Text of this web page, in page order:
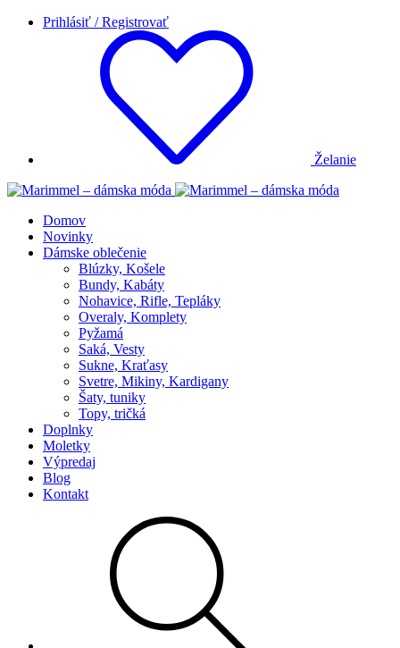
Prihlásiť / Registrovať
Želanie
Domov
Novinky
Dámske oblečenie
Blúzky, Košele
Bundy, Kabáty
Nohavice, Rifle, Tepláky
Overaly, Komplety
Pyžamá
Saká, Vesty
Sukne, Kraťasy
Svetre, Mikiny, Kardigany
Šaty, tuniky
Topy, tričká
Doplnky
Moletky
Výpredaj
Blog
Kontakt